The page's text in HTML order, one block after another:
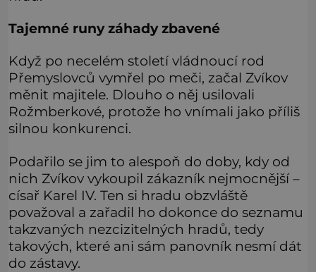
Tajemné runy záhady zbavené
Když po necelém století vládnoucí rod
Přemyslovců vymřel po meči, začal Zvíkov
měnit majitele. Dlouho o něj usilovali
Rožmberkové, protože ho vnímali jako příliš
silnou konkurenci.
Podařilo se jim to alespoň do doby, kdy od
nich Zvíkov vykoupil zákazník nejmocnější –
císař Karel IV. Ten si hradu obzvláště
považoval a zařadil ho dokonce do seznamu
takzvaných nezcizitelných hradů, tedy
takových, které ani sám panovník nesmí dát
do zástavy.